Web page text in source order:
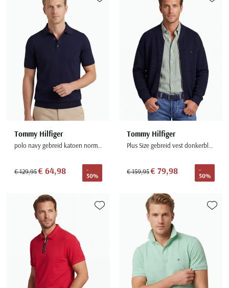
Tommy Hilfiger
polo navy gebreid katoen normale fit
€ 129,95€ 64,98
-
50%
Toevoegen aan favorieten
Tommy Hilfiger
Plus Size gebreid vest donkerblauw
€ 159,95€ 79,98
-
50%
Toevoegen aan favorieten